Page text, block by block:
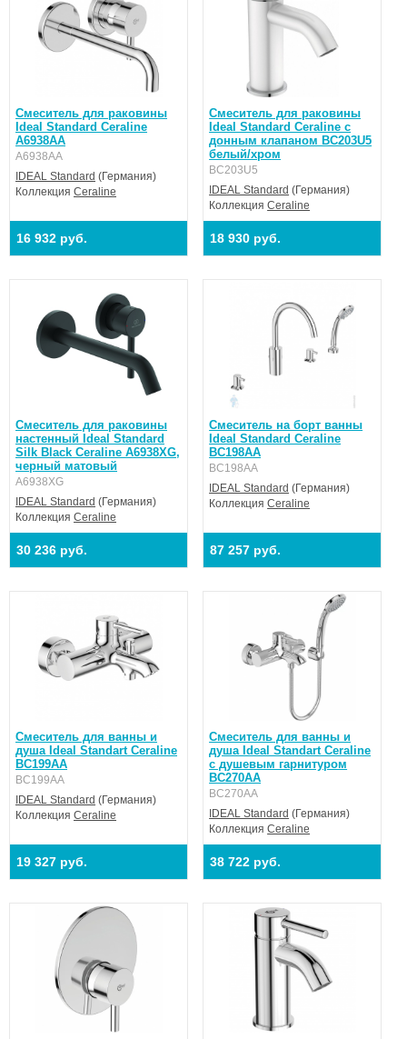
Смеситель для раковины
Ideal Standard Ceraline
A6938AA
A6938AA
IDEAL Standard (Германия)
Коллекция Ceraline
16 932 руб.
Смеситель для раковины
Ideal Standard Ceraline с
донным клапаном BC203U5
белый/хром
BC203U5
IDEAL Standard (Германия)
КоллекцияCeraline
18 930 руб.
Смеситель для раковины
настенный Ideal Standard
Silk Black Ceraline A6938XG,
черный матовый
A6938XG
IDEAL Standard (Германия)
Коллекция Ceraline
30 236 руб.
Смеситель на борт ванны
Ideal Standard Ceraline
BC198AA
BC198AA
IDEAL Standard (Германия)
КоллекцияCeraline
87 257 руб.
Смеситель для ванны и
душа Ideal Standart Ceraline
BC199AA
BC199AA
IDEAL Standard (Германия)
Коллекция Ceraline
19 327 руб.
Смеситель для ванны и
душа Ideal Standart Ceraline
с душевым гарнитуром
BC270AA
BC270AA
IDEAL Standard (Германия)
КоллекцияCeraline
38 722 руб.